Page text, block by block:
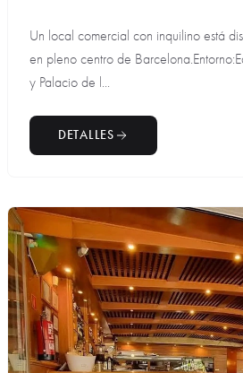
Un local comercial con inquilino está
en pleno centro de
y Palacio de l...
DETALLES